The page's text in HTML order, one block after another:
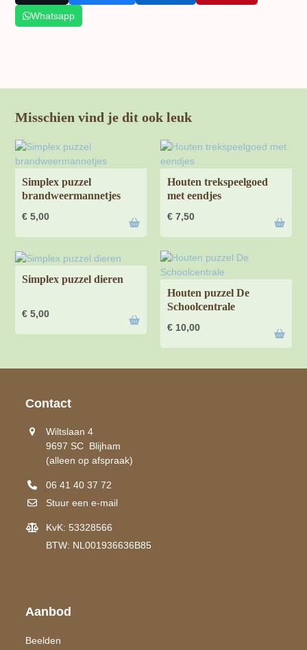
Whatsapp
Misschien vind je dit ook leuk
Simplex puzzel
brandweermannetjes
€ 5,00
Houten trekspeelgoed
met eendjes
€ 7,50
Simplex puzzel dieren
€ 5,00
Houten puzzel De
Schoolcentrale
€ 10,00
Contact
Wiltslaan 4
9697 SC Blijham
(alleen op afspraak)
06 41 40 37 72
Stuur een e-mail
KvK: 53328566
BTW: NL001936636B85
Aanbod
Beelden